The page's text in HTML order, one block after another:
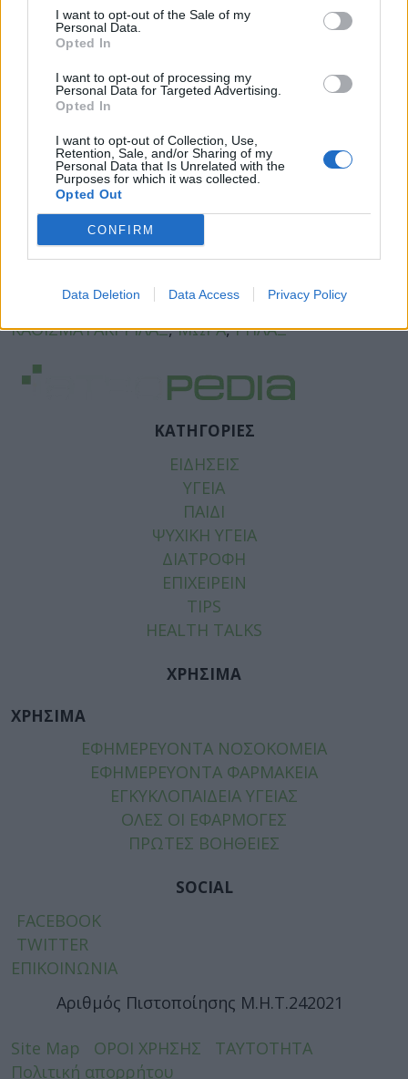
I want to opt-out of the Sale of my
Personal Data.
Opted In
I want to opt-out of processing my
Personal Data for Targeted Advertising.
Opted In
I want to opt-out of Collection, Use,
Retention, Sale, and/or Sharing of my
Personal Data that Is Unrelated with the
Purposes for which it was collected.
Opted Out
CONFIRM
Data Deletion Data Access Privacy Policy
Facebook
Twitter
ΚΑΘΙΣΜΑΤΑΚΙ,ΒΡΕΦΙΚΟ ΚΑΘΙΣΜΑΤΑΚΙ RELAX
ΚΑΘΙΣΜΑΤΑΚΙ-ΡΙΛΑΞ,ΜΩΡΑ,ΡΗΛΑΞ
ΚΑΤΗΓΟΡΙΕΣ
ΕΙΔΗΣΕΙΣ
ΥΓΕΙΑ
ΠΑΙΔΙ
ΨΥΧΙΚΗ ΥΓΕΙΑ
ΔΙΑΤΡΟΦΗ
ΕΠΙΧΕΙΡΕΙΝ
TIPS
HEALTH TALKS
ΧΡΗΣΙΜΑ
ΧΡΗΣΙΜΑ
ΕΦΗΜΕΡΕΥΟΝΤΑ ΝΟΣΟΚΟΜΕΙΑ
ΕΦΗΜΕΡΕΥΟΝΤΑ ΦΑΡΜΑΚΕΙΑ
ΕΓΚΥΚΛΟΠΑΙΔΕΙΑ ΥΓΕΙΑΣ
ΟΛΕΣ ΟΙ ΕΦΑΡΜΟΓΕΣ
ΠΡΩΤΕΣ ΒΟΗΘΕΙΕΣ
SOCIAL
FACEBOOK
TWITTER
ΕΠΙΚΟΙΝΩΝΙΑ
Αριθμός Πιστοποίησης Μ.Η.Τ.242021
Site Map ΟΡΟΙ ΧΡΗΣΗΣ
ΤΑΥΤΟΤΗΤΑ
Πολιτική απορρήτου